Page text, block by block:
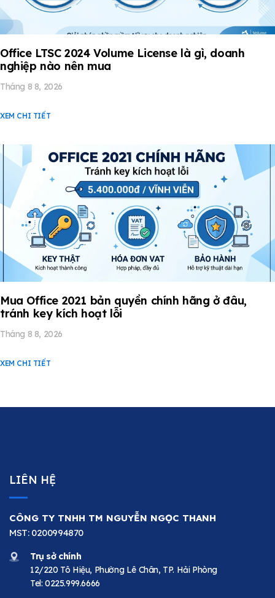
Office LTSC 2024 Volume License là gì, doanh
nghiệp nào nên mua
Tháng 8 8, 2026
XEM CHI TIẾT
Mua Office 2021 bản quyền chính hãng ở đâu,
tránh key kích hoạt lỗi
Tháng 8 8, 2026
XEM CHI TIẾT
LIÊN HỆ
CÔNG TY TNHH TM NGUYỄN NGỌC THANH
MST: 0200994870
Trụ sở chính
12/220 Tô Hiệu, Phường Lê Chân, TP. Hải Phòng
Tel: 0225.999.6666